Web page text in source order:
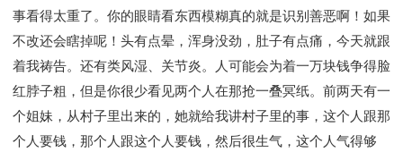
事看得太重了。你的眼睛看东西模糊真的就是识别善恶啊！如果
不改还会瞎掉呢！头有点晕，浑身没劲，肚子有点痛，今天就跟
着我祷告。还有类风湿、关节炎。人可能会为着一万块钱争得脸
红脖子粗，但是你很少看见两个人在那抢一叠冥纸。前两天有一
个姐妹，从村子里出来的，她就给我讲村子里的事，这个人跟那
个人要钱，那个人跟这个人要钱，然后很生气，这个人气得够